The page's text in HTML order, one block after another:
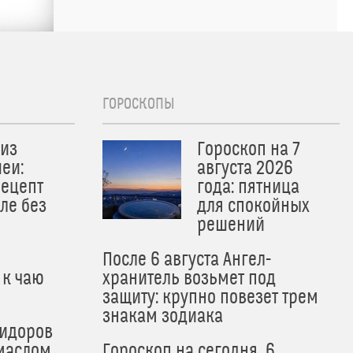
без
чаю
ГОРОСКОПЫ
Гороскоп на 7
августа 2026
года: пятница
для спокойных
решений
После 6 августа Ангел-
хранитель возьмет под
защиту: крупно повезет трем
знакам зодиака